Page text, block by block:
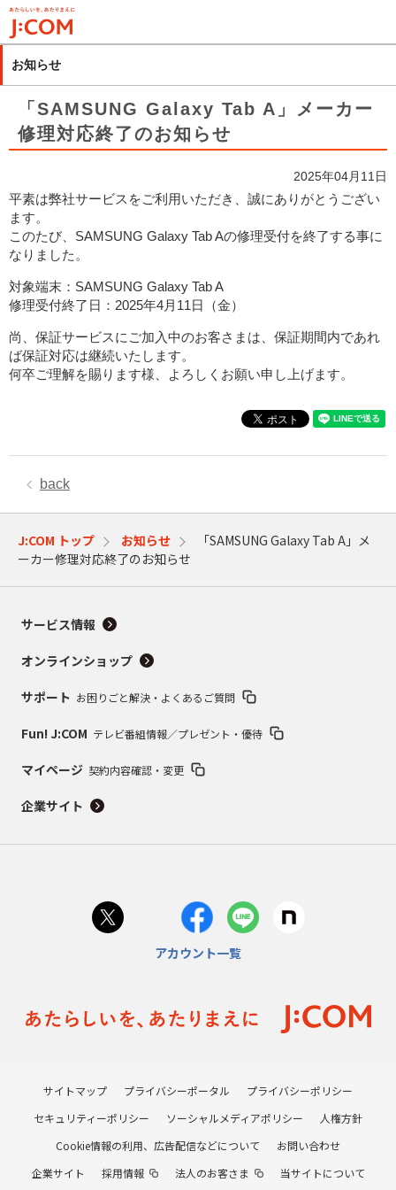
メ
イ
コ
移
動
お知らせ
「SAMSUNG Galaxy Tab A」メーカー
修理対応終了のお知らせ
2025年04月11日
平素は弊社サービスをご利用いただき、誠にありがとうござい
ます。
このたび、SAMSUNG Galaxy Tab Aの修理受付を終了する事に
なりました。
対象端末：SAMSUNG Galaxy Tab A
修理受付終了日：2025年4月11日（金）
尚、保証サービスにご加入中のお客さまは、保証期間内であれ
ば保証対応は継続いたします。
何卒ご理解を賜ります様、よろしくお願い申し上げます。
back
J:COM トップ お知らせ
「SAMSUNG Galaxy Tab A」メ
ーカー修理対応終了のお知らせ
サービス情報
オンラインショップ
サポート お困りごと解決・よくあるご質問
Fun! J:COM テレビ番組情報／プレゼント・優待
マイページ 契約内容確認・変更
企業サイト
アカウント一覧
サイトマップ プライバシーポータル
プライバシーポリシー
セキュリティーポリシー
ソーシャルメディアポリシー
人権方針
Cookie情報の利用、広告配信などについて
お問い合わせ
企業サイト
採用情報 法人のお客さま 当サイトについて